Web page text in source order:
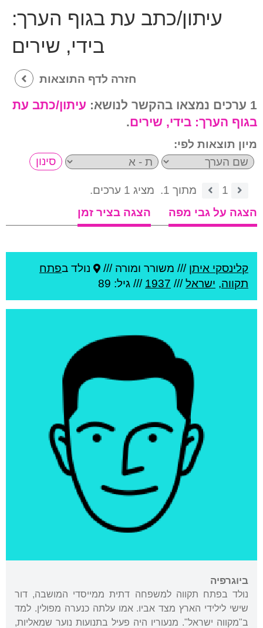
עיתון/כתב עת בגוף הערך:
בידי, שירים
חזרה לדף התוצאות
1 ערכים נמצאו בהקשר לנושא:
עיתון/כתב עת
בגוף הערך: בידי, שירים.
מיון תוצאות לפי:
1 מתוך 1.
מציג 1 ערכים.
הצגה על גבי מפה
הצגה בציר זמן
קלינסקי איתן /// משורר ומורה /// נולד בפתח
תקווה, ישראל///
1937 /// גיל: 89
ביוגרפיה
נולד בפתח תקווה למשפחה דתית ממייסדי המושבה, דור
שישי לילידי הארץ מצד אביו. אמו עלתה כנערה מפולין. למד
ב"מקווה ישראל". מנעוריו היה פעיל בתנועות נוער שמאליות,